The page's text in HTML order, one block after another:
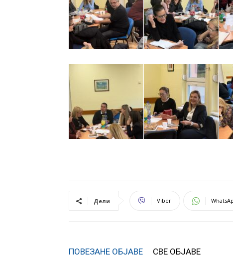
Дели Viber
ПОВЕЗАНЕ ОБЈАВЕ СВЕ ОБЈАВЕ